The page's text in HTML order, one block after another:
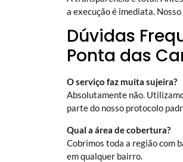
a execução é imediata.
Dúvidas
Ponta das
O serviço faz muita sujeira?
Absolutamente não.
parte do nosso protocolo
Qual a área de cobertura?
Cobrimos toda a região com
em qualquer bairro.